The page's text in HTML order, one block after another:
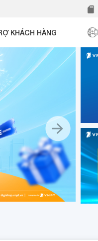
KHÁCH HÀNG